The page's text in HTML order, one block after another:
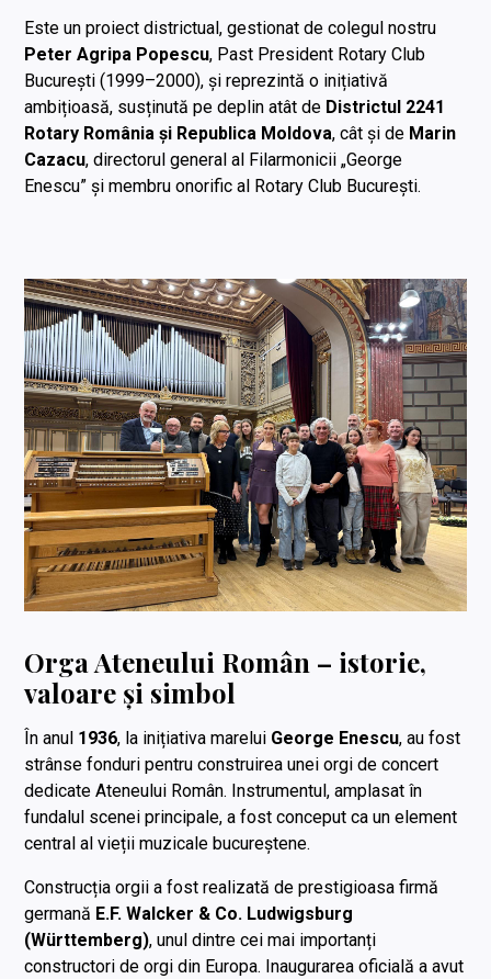
Este un proiect districtual, gestionat de colegul nostru
Peter Agripa Popescu, Past President Rotary Club
București (1999–2000), și reprezintă o inițiativă
ambițioasă, susținută pe deplin atât de Districtul 2241
Rotary România și Republica Moldova, cât și de Marin
Cazacu, directorul general al Filarmonicii „George
Enescu” și membru onorific al Rotary Club București.
Orga Ateneului Român – istorie,
valoare și simbol
În anul 1936, la inițiativa marelui George Enescu, au fost
strânse fonduri pentru construirea unei orgi de concert
dedicate Ateneului Român. Instrumentul, amplasat în
fundalul scenei principale, a fost conceput ca un element
central al vieții muzicale bucureștene.
Construcția orgii a fost realizată de prestigioasa firmă
germană E.F. Walcker & Co. Ludwigsburg
(Württemberg), unul dintre cei mai importanți
constructori de orgi din Europa. Inaugurarea oficială a avut